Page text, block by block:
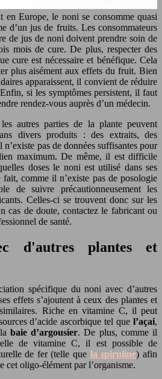
en Europe, le noni se consomme quasi
d’un jus de fruits. Les consommateurs
de jus de noni doivent prendre soin de
mois de cure. De plus, respecter des
cure est nécessaire et bénéfique. Cela
plus aisément aux effets du fruit. Bien
apparaissent, il convient de réduire
si les symptômes persistent, il faut
rendez-vous auprès d’un médecin.
autres parties de la plante peuvent
divers produits : des extraits, des
pas de données suffisantes pour
maximum. De même, il est difficile
doses le noni est utilisé dans ses
comme il n’existe pas de posologie
de suivre précautionneusement les
Celles-ci se trouvent donc sur les
cas de doute, contactez le fabricant ou
de santé.
d'autres plantes et
spécifique du noni avec d’autres
effets s’ajoutent à ceux des plantes et
Riche en vitamine C, il peut
d’acide ascorbique tel que l’açai,
labaie d’argousier. De plus, comme il
de vitamine C, il est possible de
de fer (telle que la spiruline) afin
cet oligo-élément par l’organisme.